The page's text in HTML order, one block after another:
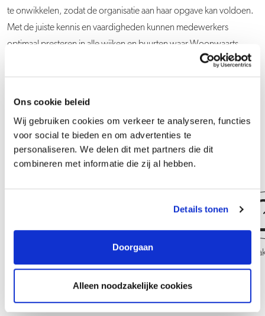
Ons cookie beleid
Wij gebruiken cookies om verkeer te analyseren, functies
voor social te bieden en om advertenties te
personaliseren. We delen dit met partners die dit
combineren met informatie die zij al hebben.
Details tonen
Doorgaan
Alleen noodzakelijke cookies
te onwikkelen, zodat de organisatie aan haar opgave kan voldoen.
Met de juiste kennis en vaardigheden kunnen medewerkers
optimaal presteren in alle wijken en buurten waar Woonwaarts
actief is. Medewerkers hebben zelf de regie in handen en krijgen
de vrijheid om zichzelf zowel op persoonlijk als op professioneel
opleidingsbudget, en bovendien hebben medewerkers vanuit de
CAO Woondiensten een individueel loopbaanbudget.
Trainee Vakman/vrouw Allround